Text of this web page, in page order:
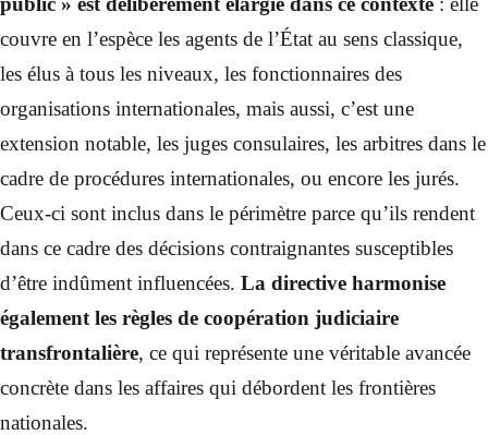
couvre en l’espèce les agents de l’État au sens classique,
les élus à tous les niveaux, les fonctionnaires des
organisations internationales, mais aussi, c’est une
extension notable, les juges consulaires, les arbitres dans le
cadre de procédures internationales, ou encore les jurés.
Ceux-ci sont inclus dans le périmètre parce qu’ils rendent
dans ce cadre des décisions contraignantes susceptibles
d’être indûment influencées. La directive harmonise
également les règles de coopération judiciaire
transfrontalière, ce qui représente une véritable avancée
concrète dans les affaires qui débordent les frontières
nationales.